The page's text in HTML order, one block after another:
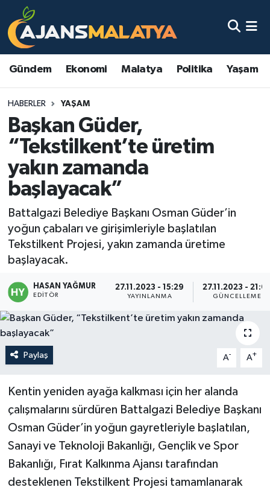
Gündem Ekonomi Malatya Politika Yaşam
HABERLER YAŞAM
Başkan Güder,
“Tekstilkent’te üretim
yakın zamanda
başlayacak”
Battalgazi Belediye Başkanı Osman Güder’in
yoğun çabaları ve girişimleriyle başlatılan
Tekstilkent Projesi, yakın zamanda üretime
başlayacak.
HASAN YAĞMUR
EDITÖR
27.11.2023 - 15:29
YAYINLANMA
27.11.2023 -
GÜNCELLEME
Paylaş A- A+
Kentin yeniden ayağa kalkması için her alanda
çalışmalarını sürdüren Battalgazi Belediye Başkanı
Osman Güder’in yoğun gayretleriyle başlatılan,
Sanayi ve Teknoloji Bakanlığı, Gençlik ve Spor
Bakanlığı, Fırat Kalkınma Ajansı tarafından
desteklenen Tekstilkent Projesi tamamlanarak
Asayiş
Eğitim
Ekonomi
Gündem
Kadın
Kültür & Sanat
Magazin
Politika
Sağlık
Spor
Yaşam
Malatya Nöbetçi Eczaneler
Malatya Namaz Vakitleri
Malatya Trafik Yoğunluk Haritası
TFF 3.Lig 2.Grup Puan Durumu ve Fikstür
Tüm Manşetler
Son Dakika Haberleri
Haber Arşivi